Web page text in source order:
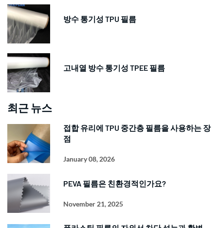
방수 통기성 TPU 필름
고내열 방수 통기성 TPEE 필름
최근 뉴스
접합 유리에 TPU 중간층 필름을 사용하는 장
점
January 08, 2026
PEVA 필름은 친환경적인가요?
November 21, 2025